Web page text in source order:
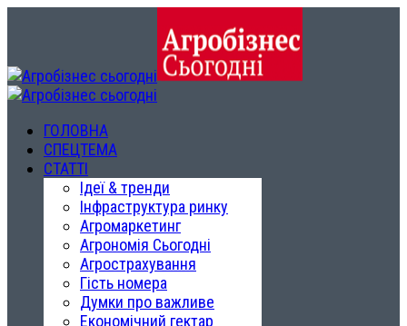
ГОЛОВНА
СПЕЦТЕМА
СТАТТІ
Ідеї & тренди
Інфраструктура ринку
Агромаркетинг
Агрономія Сьогодні
Агрострахування
Гість номера
Думки про важливе
Економічний гектар